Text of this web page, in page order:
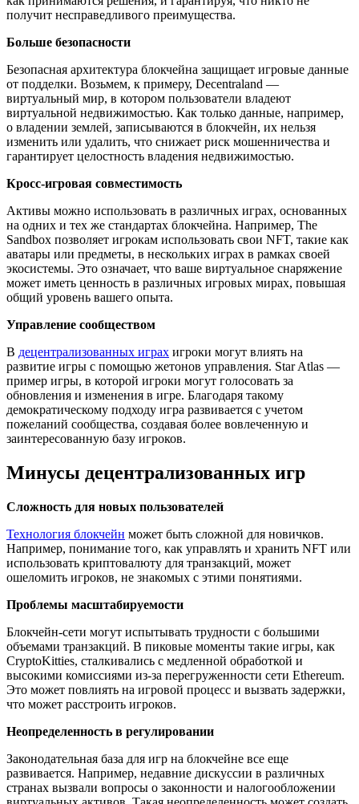
получит несправедливого преимущества.
Больше безопасности
Безопасная архитектура блокчейна защищает игровые данные
от подделки. Возьмем, к примеру, Decentraland —
виртуальный мир, в котором пользователи владеют
виртуальной недвижимостью. Как только данные, например,
о владении землей, записываются в блокчейн, их нельзя
изменить или удалить, что снижает риск мошенничества и
гарантирует целостность владения недвижимостью.
Кросс-игровая совместимость
Активы можно использовать в различных играх, основанных
на одних и тех же стандартах блокчейна. Например, The
Sandbox позволяет игрокам использовать свои NFT, такие как
аватары или предметы, в нескольких играх в рамках своей
экосистемы. Это означает, что ваше виртуальное снаряжение
может иметь ценность в различных игровых мирах, повышая
общий уровень вашего опыта.
Управление сообществом
В децентрализованных играх игроки могут влиять на
развитие игры с помощью жетонов управления. Star Atlas —
пример игры, в которой игроки могут голосовать за
обновления и изменения в игре. Благодаря такому
демократическому подходу игра развивается с учетом
пожеланий сообщества, создавая более вовлеченную и
заинтересованную базу игроков.
Минусы децентрализованных игр
Сложность для новых пользователей
Технология блокчейн может быть сложной для новичков.
Например, понимание того, как управлять и хранить NFT или
использовать криптовалюту для транзакций, может
ошеломить игроков, не знакомых с этими понятиями.
Проблемы масштабируемости
Блокчейн-сети могут испытывать трудности с большими
объемами транзакций. В пиковые моменты такие игры, как
CryptoKitties, сталкивались с медленной обработкой и
высокими комиссиями из-за перегруженности сети Ethereum.
Это может повлиять на игровой процесс и вызвать задержки,
что может расстроить игроков.
Неопределенность в регулировании
Законодательная база для игр на блокчейне все еще
развивается. Например, недавние дискуссии в различных
странах вызвали вопросы о законности и налогообложении